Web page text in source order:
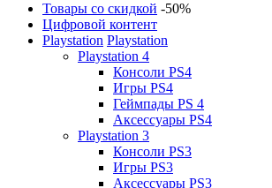
Товары со скидкой -50%
Цифровой контент
Playstation Playstation
Playstation 4
Консоли PS4
Игры PS4
Геймпады PS 4
Аксессуары PS4
Playstation 3
Консоли PS3
Игры PS3
Аксессуары PS3